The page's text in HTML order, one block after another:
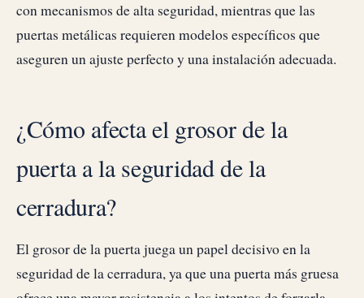
con mecanismos de alta seguridad, mientras que las
puertas metálicas requieren modelos específicos que
aseguren un ajuste perfecto y una instalación adecuada.
¿Cómo afecta el grosor de la
puerta a la seguridad de la
cerradura?
El grosor de la puerta juega un papel decisivo en la
seguridad de la cerradura, ya que una puerta más gruesa